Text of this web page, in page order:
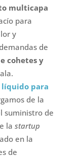
multicapa
para
y
de
cohetes y
líquido para
de la
suministro de
la startup
en la
de